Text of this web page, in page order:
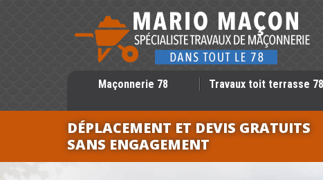
Maçonnerie 78 Travaux toit terrasse 78
DÉPLACEMENT ET DEVIS GRATUITS
SANS ENGAGEMENT